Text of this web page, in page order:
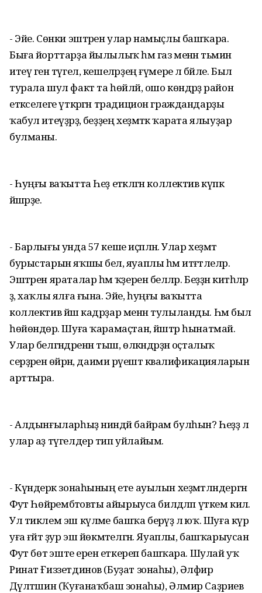
- Эйе. Сөнки эштәрен улар намыҫлы башҡара.
Быға йорттарҙа йылылыҡ һәм газ менән тәьмин
итеү генә түгел, кешеләрҙең ғүмере лә бәйле. Был
турала шул факт та һөйләй, ошо көндәрҙә район
етәкселеге үткәргән традицион граждандарҙы
ҡабул итеүҙәрҙә, беҙҙең хеҙмәткә ҡарата ялыуҙар
булманы.
- Һуңғы ваҡытта Һеҙ етәкләгән коллектив күпкә
йәшәрҙе.
- Барлығы унда 57 кеше иҫәпләнә. Улар хеҙмәт
бурыстарын яҡшы белә, яуаплы һәм итәғәтлеләр.
Эштәрен яраталар һәм ҡәҙерен беләләр. Беҙҙән китһәләр
ҙә, хаҡлы ялға ғына. Эйе, һуңғы ваҡытта
коллектив йәш кадрҙар менән тулыланды. Һәм был
һөйөндөрә. Шуға ҡарамаҫтан, йәштәр һынатмай.
Улар белгәндәренән тыш, өлкәндәрҙән оҫталыҡ
серҙәренә өйрәнә, даими рәүештә квалификацияларын
арттыра.
- Алдынғыларһыҙ ниндәй байрам булһын? Һеҙҙә лә
улар аҙ түгелдер тип уйлайым.
- Күндерәк зонаһының ете ауылын хеҙмәтләндергән
Фәуәт Һөйәрембәтовты айырыуса билдәләп үткем килә.
Ул тиклем эш күләме башҡа берәүҙә лә юҡ. Шуға күрә
уға ғәйәт ҙур эш йөкмәтелгән. Яуаплы, башҡарыусан
Фәуәт бөтә эште еренә еткереп башҡара. Шулай уҡ
Ринат Ғиззетдинов (Буҙат зонаһы), Әлфир
Дәүләтшин (Ҡуғанаҡбаш зонаһы), Әлмир Саҙриев